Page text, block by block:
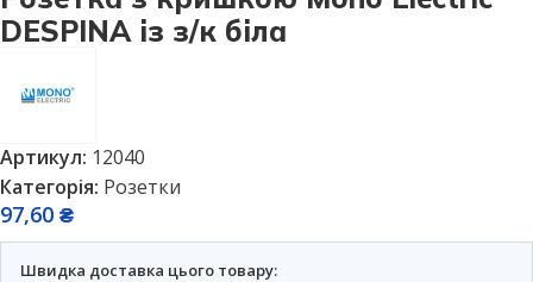
DESPINA із з/к біла
Артикул: 12040
Категорія: Розетки
97,60 ₴
Швидка доставка цього товару: